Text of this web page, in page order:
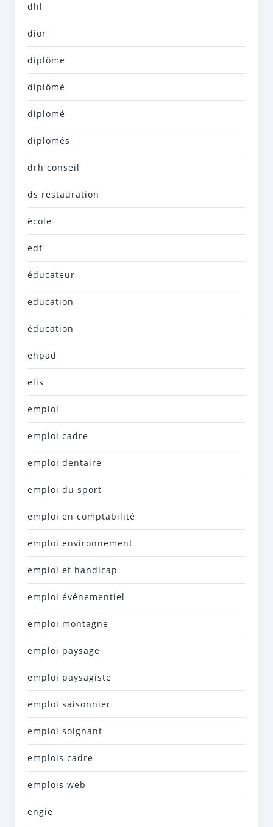
dhl
dior
diplôme
diplômé
diplomé
diplomés
drh conseil
ds restauration
école
edf
éducateur
education
éducation
ehpad
elis
emploi
emploi cadre
emploi dentaire
emploi du sport
emploi en comptabilité
emploi environnement
emploi et handicap
emploi événementiel
emploi montagne
emploi paysage
emploi paysagiste
emploi saisonnier
emploi soignant
emplois cadre
emplois web
engie